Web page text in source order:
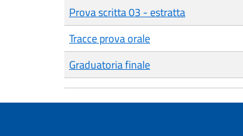
Prova scritta 03 - estratta
Tracce prova orale
Graduatoria finale